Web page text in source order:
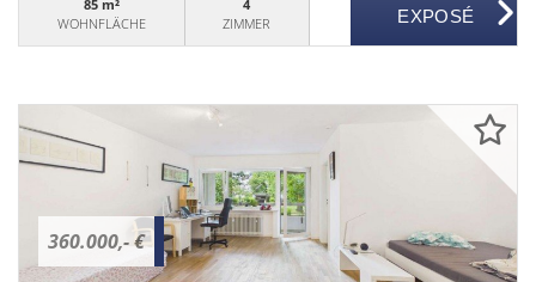
85 m²
WOHNFLÄCHE
4
ZIMMER
360.000,- €